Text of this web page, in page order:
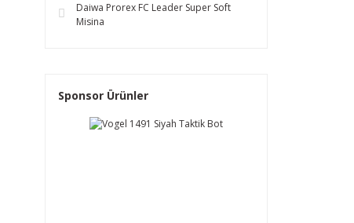
Daiwa Prorex FC Leader Super Soft
Misina
Sponsor Ürünler